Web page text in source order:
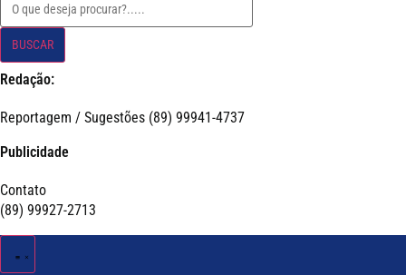
BUSCAR
Redação:
Reportagem / Sugestões (89) 99941-4737
Publicidade
Contato
(89) 99927-2713